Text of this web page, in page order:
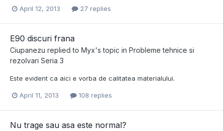
April 12, 2013 27 replies
E90 discuri frana
Ciupanezu replied to Myx's topic in Probleme tehnice si
rezolvari Seria 3
Este evident ca aici e vorba de calitatea materialului.
April 11, 2013 108 replies
Nu trage sau asa este normal?